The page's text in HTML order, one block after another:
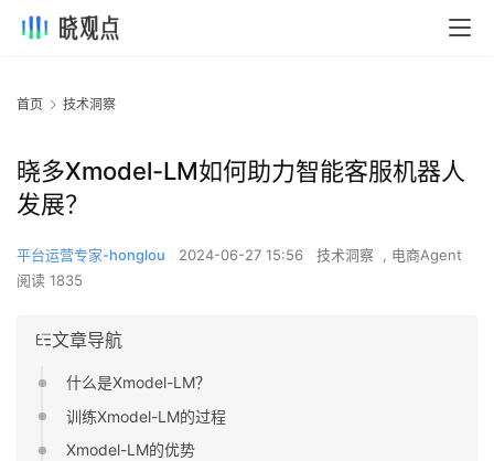
首页 技术洞察
晓多Xmodel-LM如何助力智能客服机器人
发展？
平台运营专家-honglou 2024-06-27 15:56 技术洞察 , 电商Agent
阅读 1835
文章导航
什么是Xmodel-LM？
训练Xmodel-LM的过程
Xmodel-LM的优势